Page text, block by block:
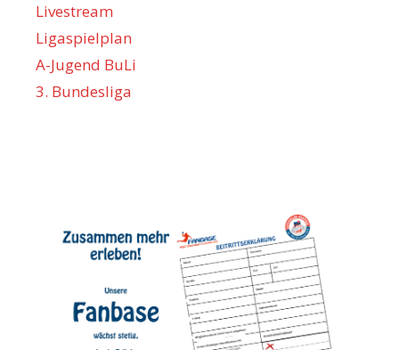
Livestream
Ligaspielplan
A-Jugend BuLi
3. Bundesliga